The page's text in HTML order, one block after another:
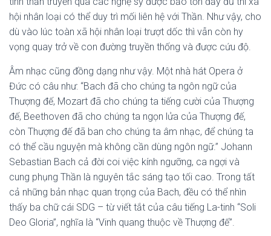
hội nhân loại có thể duy trì mối liên hệ với Thần. Như vậy, cho
dù vào lúc toàn xã hội nhân loại trượt dốc thì vẫn còn hy
vọng quay trở về con đường truyền thống và được cứu độ.
Âm nhạc cũng đồng dạng như vậy. Một nhà hát Opera ở
Đức có câu như: “Bach đã cho chúng ta ngôn ngữ của
Thượng đế, Mozart đã cho chúng ta tiếng cười của Thượng
đế, Beethoven đã cho chúng ta ngọn lửa của Thượng đế,
còn Thượng đế đã ban cho chúng ta âm nhạc, để chúng ta
có thể cầu nguyện mà không cần dùng ngôn ngữ.” Johann
Sebastian Bach cả đời coi việc kính ngưỡng, ca ngợi và
cung phụng Thần là nguyên tắc sáng tạo tối cao. Trong tất
cả những bản nhạc quan trọng của Bach, đều có thể nhìn
thấy ba chữ cái SDG – từ viết tắt của câu tiếng La-tinh “Soli
Deo Gloria”, nghĩa là “Vinh quang thuộc về Thượng đế”.